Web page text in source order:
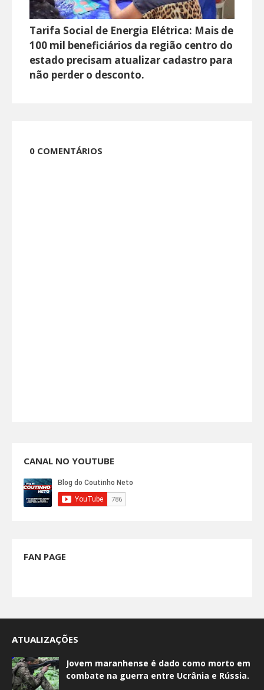
Tarifa Social de Energia Elétrica: Mais de
100 mil beneficiários da região centro do
estado precisam atualizar cadastro para
não perder o desconto.
0 COMENTÁRIOS
CANAL NO YOUTUBE
FAN PAGE
ATUALIZAÇÕES
Jovem maranhense é dado como morto em
combate na guerra entre Ucrânia e Rússia.